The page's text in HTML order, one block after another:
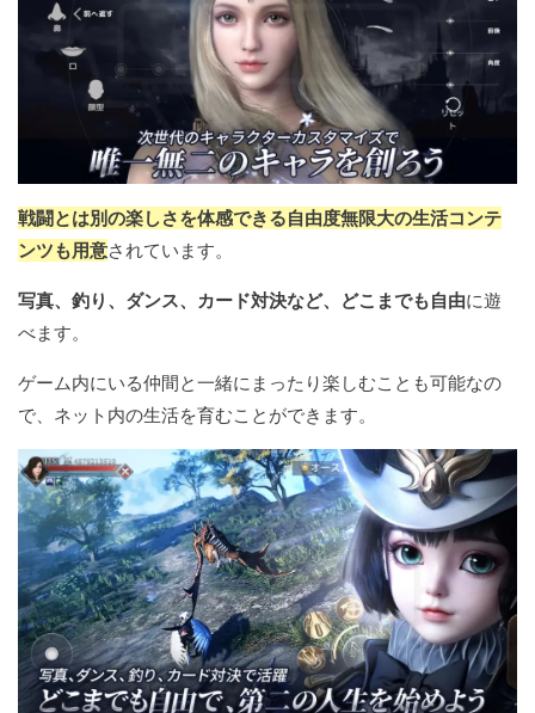
戦闘とは別の楽しさを体感できる自由度無限大の生活コンテ
ンツも用意されています。
写真、釣り、ダンス、カード対決など、どこまでも自由に遊
べます。
ゲーム内にいる仲間と一緒にまったり楽しむことも可能なの
で、ネット内の生活を育むことができます。